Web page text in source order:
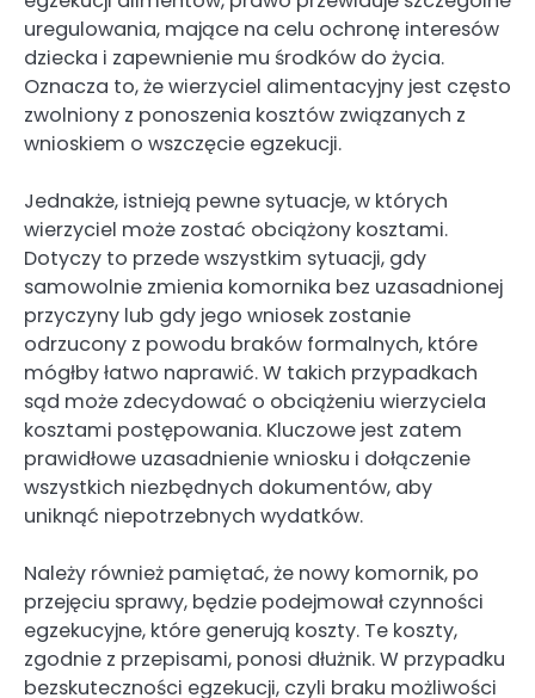
uregulowania, mające na celu ochronę interesów
dziecka i zapewnienie mu środków do życia.
Oznacza to, że wierzyciel alimentacyjny jest często
zwolniony z ponoszenia kosztów związanych z
wnioskiem o wszczęcie egzekucji.
Jednakże, istnieją pewne sytuacje, w których
wierzyciel może zostać obciążony kosztami.
Dotyczy to przede wszystkim sytuacji, gdy
samowolnie zmienia komornika bez uzasadnionej
przyczyny lub gdy jego wniosek zostanie
odrzucony z powodu braków formalnych, które
mógłby łatwo naprawić. W takich przypadkach
sąd może zdecydować o obciążeniu wierzyciela
kosztami postępowania. Kluczowe jest zatem
prawidłowe uzasadnienie wniosku i dołączenie
wszystkich niezbędnych dokumentów, aby
uniknąć niepotrzebnych wydatków.
Należy również pamiętać, że nowy komornik, po
przejęciu sprawy, będzie podejmował czynności
egzekucyjne, które generują koszty. Te koszty,
zgodnie z przepisami, ponosi dłużnik. W przypadku
bezskuteczności egzekucji, czyli braku możliwości